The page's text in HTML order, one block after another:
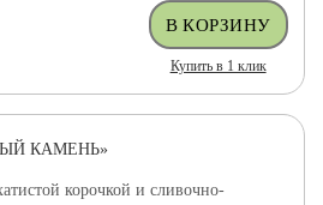
Купить в 1 клик
КАМЕНЬ»
корочкой и сливочно-